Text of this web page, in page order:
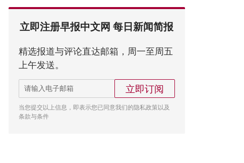
立即注册早报中文网 每日新闻简报
精选报道与评论直达邮箱，周一至周五
上午发送。
立即订阅
当您提交以上信息，即表示您已同意我们的隐私政策以及
条款与条件